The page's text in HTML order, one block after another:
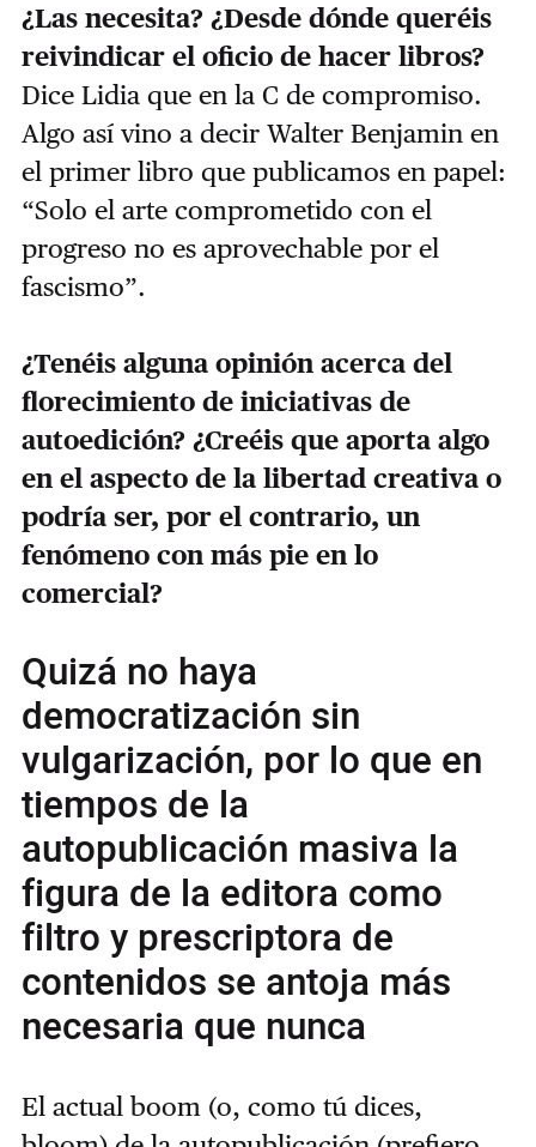
¿Las necesita? ¿Desde dónde queréis
reivindicar el oficio de hacer libros?
Dice Lidia que en la C de compromiso.
Algo así vino a decir Walter Benjamin en
el primer libro que publicamos en papel:
“Solo el arte comprometido con el
progreso no es aprovechable por el
fascismo”.
¿Tenéis alguna opinión acerca del
florecimiento de iniciativas de
autoedición? ¿Creéis que aporta algo
en el aspecto de la libertad creativa o
podría ser, por el contrario, un
fenómeno con más pie en lo
comercial?
Quizá no haya
democratización sin
vulgarización, por lo que en
tiempos de la
autopublicación masiva la
figura de la editora como
filtro y prescriptora de
contenidos se antoja más
necesaria que nunca
El actual boom (o, como tú dices,